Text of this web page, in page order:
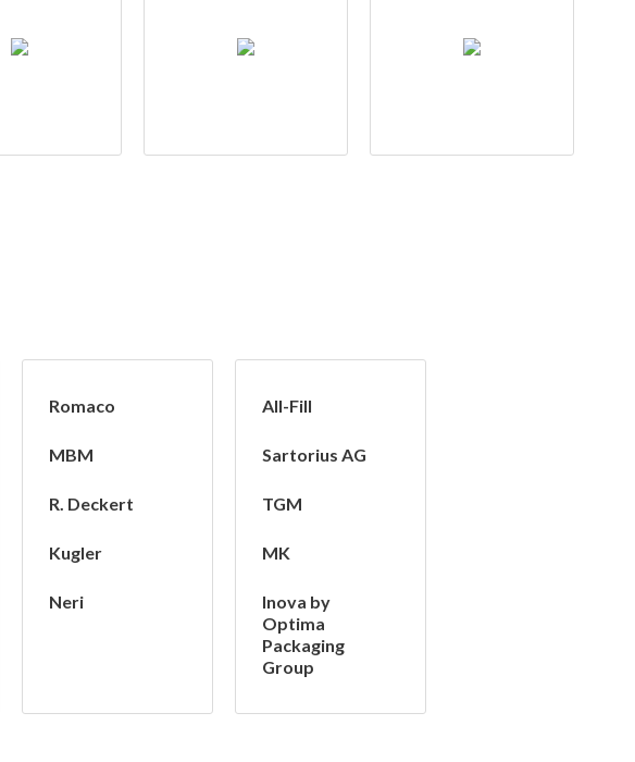
Romaco
MBM
R. Deckert
Kugler
Neri
All-Fill
Sartorius AG
TGM
MK
Inova by
Optima
Packaging
Group